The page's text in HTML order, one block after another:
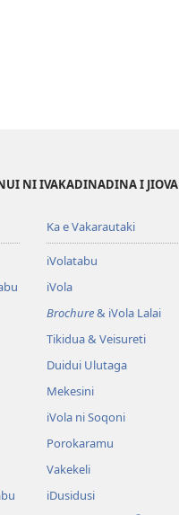
NI IVAKADINADINA I JIOVA
Ka e Vakarautaki
iVolatabu
iVola
Brochure& iVola Lalai
Tikidua & Veisureti
Duidui Ulutaga
Mekesini
iVola ni Soqoni
Porokaramu
Vakekeli
iDusidusi